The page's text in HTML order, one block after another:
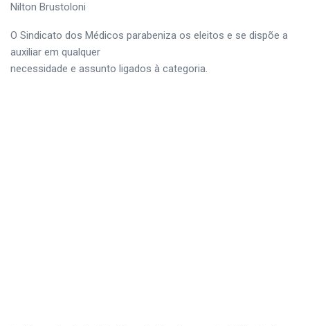
Nilton Brustoloni
O Sindicato dos Médicos parabeniza os eleitos e se dispõe a
auxiliar em qualquer
necessidade e assunto ligados à categoria.